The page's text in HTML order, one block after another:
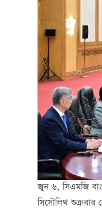
জুন ৬, সিএমজি
সিসৌলিথ শুক্রবার